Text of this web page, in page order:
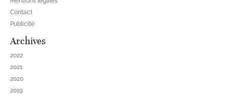
Contact
Publicité
Archives
2022
2021
2020
2019